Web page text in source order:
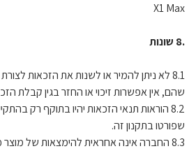
X1 Max
.8 שונות
8.1 לא ניתן להמיר או לשנות את הזכאות
שהם, אין אפשרות זיכוי או החזר בגין קבלת
8.2 הוראות תנאי הזכאות יהיו בתוקף רק
שפורטו בתקנון זה.
8.3 החברה אינה אחראית להימצאות של